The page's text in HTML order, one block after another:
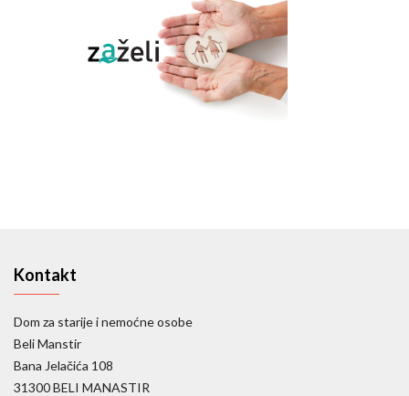
Kontakt
Dom za starije i nemoćne osobe
Beli Manstir
Bana Jelačića 108
31300 BELI MANASTIR